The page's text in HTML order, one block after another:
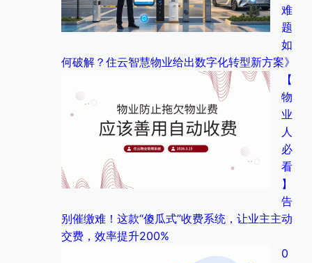
难
题
如
何破解？住云智慧物业给出数字化转型新方案》
【
物
业
人
必
看
】
告
别催缴难！这款“傻瓜式”收费系统，让业主主动
交费，效率提升200%
0